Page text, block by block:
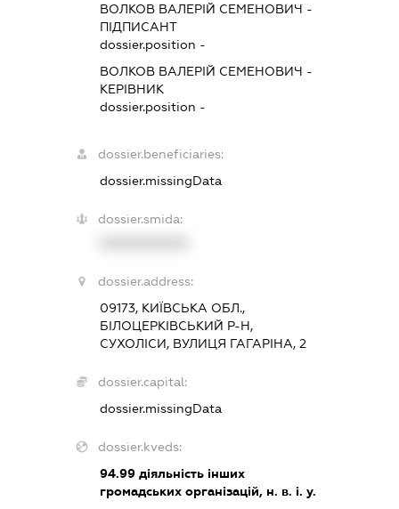
ВОЛКОВ ВАЛЕРІЙ СЕМЕНОВИЧ -
ПІДПИСАНТ
dossier.position -
ВОЛКОВ ВАЛЕРІЙ СЕМЕНОВИЧ -
КЕРІВНИК
dossier.position -
dossier.beneficiaries:
dossier.missingData
dossier.smida:
dossier.address:
09173, КИЇВСЬКА ОБЛ.,
БІЛОЦЕРКІВСЬКИЙ Р-Н,
СУХОЛІСИ, ВУЛИЦЯ ГАГАРІНА, 2
dossier.capital:
dossier.missingData
dossier.kveds:
94.99діяльність інших
громадських організацій, н. в. і. у.